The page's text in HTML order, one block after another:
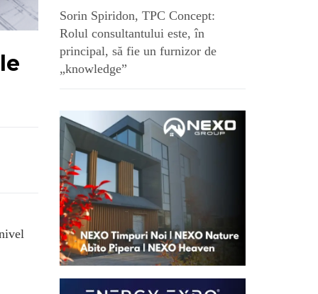
Sorin Spiridon, TPC Concept:
Rolul consultantului este, în
principal, să fie un furnizor de
„knowledge”